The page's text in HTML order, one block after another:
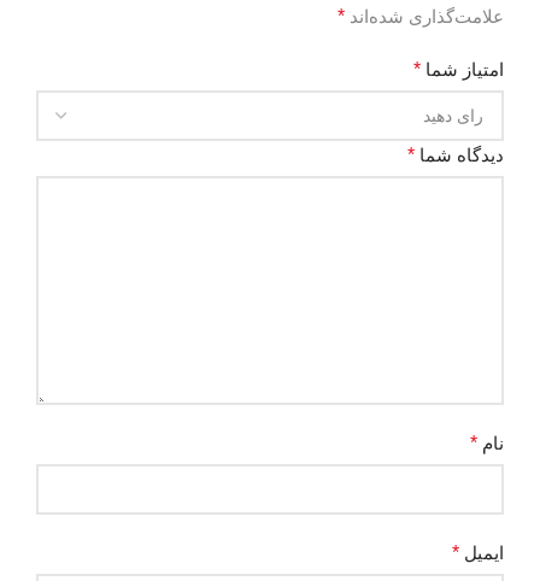
علامت‌گذاری شده‌اند *
امتیاز شما *
دیدگاه شما *
نام *
ایمیل *